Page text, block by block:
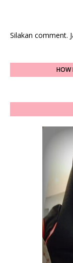
Silakan comment.
HOW